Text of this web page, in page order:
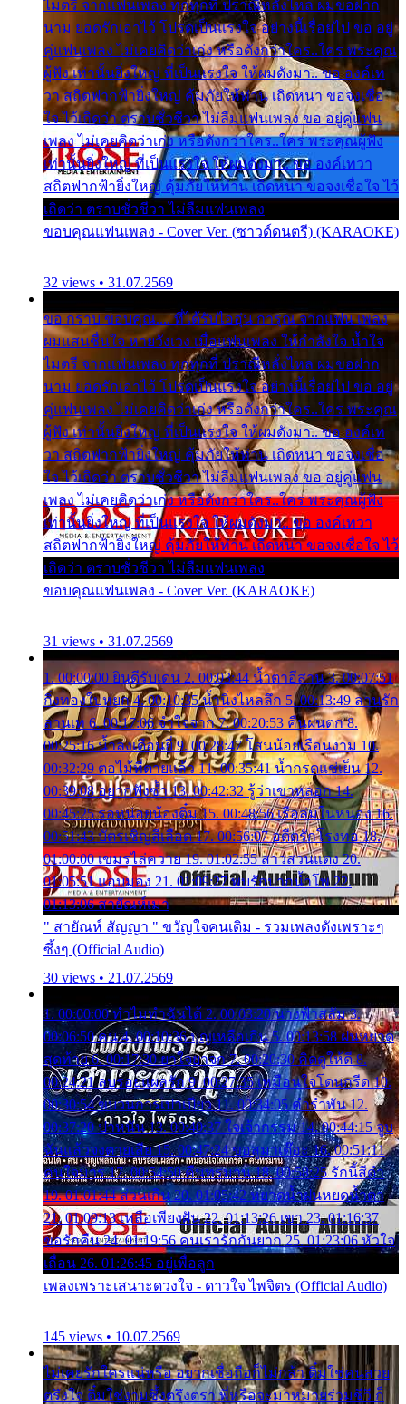
ไมตรี จากแฟนเพลง ทุกทุกที่ ปราณีหลั่งไหล ผมขอฝาก
นาม ยอดรักเอาไว้ โปรดเป็นแรงใจ อย่างนี้เรื่อยไป ขอ อยู่
คู่แฟนเพลง ไม่เคยคิดว่าเก่ง หรือดังกว่าใคร..ใคร พระคุณ
ผู้ฟัง เท่านั้นยิ่งใหญ่ ที่เป็นแรงใจ ให้ผมดังมา.. ขอ องค์เท
วา สถิตฟากฟ้ายิ่งใหญ่ คุ้มภัยให้ท่าน เถิดหนา ขอจงเชื่อ
ใจ ไว้เถิดว่า ตราบชั่วชีวา ไม่ลืมแฟนเพลง ขอ อยู่คู่แฟน
เพลง ไม่เคยคิดว่าเก่ง หรือดังกว่าใคร..ใคร พระคุณผู้ฟัง
เท่านั้นยิ่งใหญ่ ที่เป็นแรงใจ ให้ผมดังมา.. ขอ องค์เทวา
สถิตฟากฟ้ายิ่งใหญ่ คุ้มภัยให้ท่าน เถิดหนา ขอจงเชื่อใจ ไว้
เถิดว่า ตราบชั่วชีวา ไม่ลืมแฟนเพลง
ขอบคุณแฟนเพลง - Cover Ver. (ซาวด์ดนตรี) (KARAOKE)
32 views • 31.07.2569
ขอ กราบ ขอบคุณ.... ที่ได้รับไออุ่น การุณ จากแฟน เพลง
ผมแสนชื่นใจ หายวังเวง เมื่อแฟนเพลง ให้กำลังใจ น้ำใจ
ไมตรี จากแฟนเพลง ทุกทุกที่ ปราณีหลั่งไหล ผมขอฝาก
นาม ยอดรักเอาไว้ โปรดเป็นแรงใจ อย่างนี้เรื่อยไป ขอ อยู่
คู่แฟนเพลง ไม่เคยคิดว่าเก่ง หรือดังกว่าใคร..ใคร พระคุณ
ผู้ฟัง เท่านั้นยิ่งใหญ่ ที่เป็นแรงใจ ให้ผมดังมา.. ขอ องค์เท
วา สถิตฟากฟ้ายิ่งใหญ่ คุ้มภัยให้ท่าน เถิดหนา ขอจงเชื่อ
ใจ ไว้เถิดว่า ตราบชั่วชีวา ไม่ลืมแฟนเพลง ขอ อยู่คู่แฟน
เพลง ไม่เคยคิดว่าเก่ง หรือดังกว่าใคร..ใคร พระคุณผู้ฟัง
เท่านั้นยิ่งใหญ่ ที่เป็นแรงใจ ให้ผมดังมา.. ขอ องค์เทวา
สถิตฟากฟ้ายิ่งใหญ่ คุ้มภัยให้ท่าน เถิดหนา ขอจงเชื่อใจ ไว้
เถิดว่า ตราบชั่วชีวา ไม่ลืมแฟนเพลง
ขอบคุณแฟนเพลง - Cover Ver. (KARAOKE)
31 views • 31.07.2569
1. 00:00:00 ยินดีรับเดน 2. 00:03:44 น้ำตาอีสาน 3. 00:07:51
กิ่งทองใบหยก 4. 00:10:35 น้ำนิ่งไหลลึก 5. 00:13:49 ลานรัก
ลานเท 6. 00:17:06 จำใจจาก 7. 00:20:53 คืนฝนตก 8.
00:25:16 น้ำลงเดือนยี่ 9. 00:28:47 โสนน้อยเรือนงาม 10.
00:32:29 ตอไม้ที่ตายแล้ว 11. 00:35:41 น้ำกรดแช่เย็น 12.
00:39:08 อยากฟังซ้ำ 13. 00:42:32 รู้ว่าเขาหลอก 14.
00:45:25 รอหน่อยน้องติ๋ม 15. 00:48:56 เรือล่มในหนอง 16.
00:51:43 บัตรเชิญสีเลือด 17. 00:56:07 อดีตรักโรงทอ 18.
01:00:00 เขมรไล่ควาย 19. 01:02:55 สาวสวนแตง 20.
01:05:51 แอบมอง 21. 01:09:27 พบรักปากน้ำโพ 22.
01:13:06 สายัณห์เมา
" สายัณห์ สัญญา " ขวัญใจคนเดิม - รวมเพลงดังเพราะๆ
ซึ้งๆ (Official Audio)
30 views • 21.07.2569
1. 00:00:00 ทำไมทำฉันได้ 2. 00:03:20 นางฟ้าสลัม 3.
00:06:50 คน 4. 00:10:36 บุญเหลือเกิน 5. 00:13:58 ฝนหยาด
สุดท้าย 6. 00:17:30 ยาใจยาจก 7. 00:20:30 คิดดูให้ดี 8.
00:24:21 ลบรอยแผลรัก 9. 00:27:35 เหมือนใจโดนกรีด 10.
00:30:54 ขบวนการเปาเปียว 11. 00:34:05 คำรำพัน 12.
00:37:20 ปาหนัน 13. 00:40:37 ใจเจ้ากรรม 14. 00:44:15 จูบ
ฉันแล้วจงตายเสีย 15. 00:47:24 ขอสูมาเต๊อะ 16. 00:51:11
คนใจมาร 17. 00:54:50 คืนทรมาน 18. 00:58:25 รักนี้สีดำ
19. 01:01:44 ส่วนเกิน 20. 01:05:42 หยาดน้ำฝนหยดน้ำตา
21. 01:09:13 เหลือเพียงฝัน 22. 01:13:26 เขา 23. 01:16:37
ขอรักคืน 24. 01:19:56 คนเรารักกันยาก 25. 01:23:06 หัวใจ
เถื่อน 26. 01:26:45 อยู่เพื่อลูก
เพลงเพราะเสนาะดวงใจ - ดาวใจ ไพจิตร (Official Audio)
145 views • 10.07.2569
ไม่เคยรักใครแน่หรือ อยากเชื่อถือก็ไม่กล้า ติ๋มใช่คนสวย
ตรึงใจ ติ๋มใช่งามซึ้งตรึงตรา พี่หรือจะมาหมายร่วมชีวี ก็